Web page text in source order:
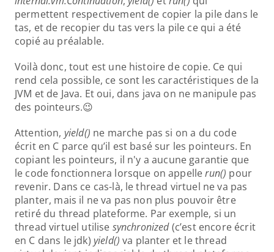
permettent respectivement de copier la pile dans le
tas, et de recopier du tas vers la pile ce qui a été
copié au préalable.
Voilà donc, tout est une histoire de copie. Ce qui
rend cela possible, ce sont les caractéristiques de la
JVM et de Java. Et oui, dans java on ne manipule pas
des pointeurs.😉
Attention, yield() ne marche pas si on a du code
écrit en C parce qu’il est basé sur les pointeurs. En
copiant les pointeurs, il n'y a aucune garantie que
le code fonctionnera lorsque on appelle run() pour
revenir. Dans ce cas-là, le thread virtuel ne va pas
planter, mais il ne va pas non plus pouvoir être
retiré du thread plateforme. Par exemple, si un
thread virtuel utilise synchronized (c’est encore écrit
en C dans le jdk) yield() va planter et le thread